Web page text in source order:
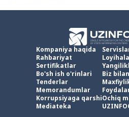
Kompaniya haqida
Rahbariyat
Sertifikatlar
Bo'sh ish o'rinlari
Tenderlar
Memorandumlar
Korrupsiyaga qarshi
Mediateka
Biz
Ochiq